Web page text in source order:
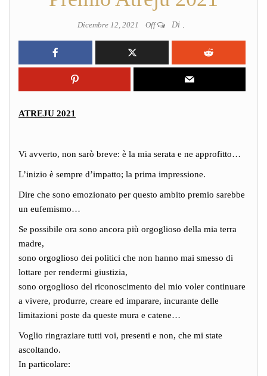
Dicembre 12, 2021 Off Di .
ATREJU 2021
Vi avverto, non sarò breve: è la mia serata e ne approfitto…
L’inizio è sempre d’impatto; la prima impressione.
Dire che sono emozionato per questo ambito premio sarebbe
un eufemismo…
Se possibile ora sono ancora più orgoglioso della mia terra
madre,
sono orgoglioso dei politici che non hanno mai smesso di
lottare per rendermi giustizia,
sono orgoglioso del riconoscimento del mio voler continuare
a vivere, produrre, creare ed imparare, incurante delle
limitazioni poste da queste mura e catene…
Voglio ringraziare tutti voi, presenti e non, che mi state
ascoltando.
In particolare: